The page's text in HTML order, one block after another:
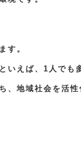
す。
いえば、1人でも
、地域社会を活